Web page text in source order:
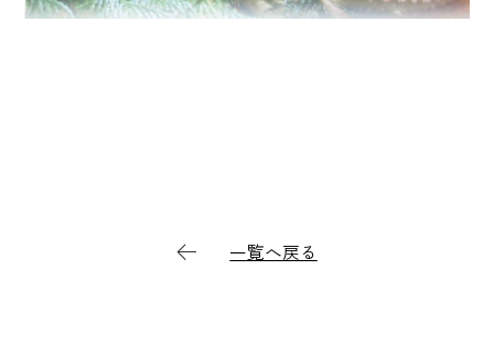
一覧へ戻る